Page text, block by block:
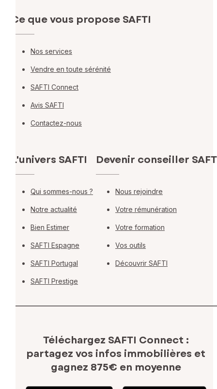
Ce que vous propose SAFTI
Nos services
Vendre en toute sérénité
SAFTI Connect
Avis SAFTI
Contactez-nous
L'univers SAFTI
Qui sommes-nous ?
Notre actualité
Bien Estimer
SAFTI Espagne
SAFTI Portugal
SAFTI Prestige
Devenir conseiller
Nous rejoindre
Votre rémunération
Votre formation
Vos outils
Découvrir SAFTI
Téléchargez SAFTI Connect :
partagez vos infos immobilières et
gagnez 875€ en moyenne